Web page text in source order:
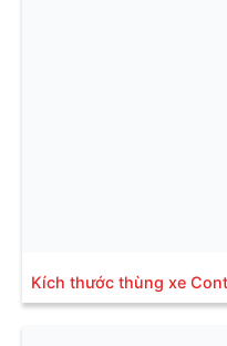
Kích thước thùng xe